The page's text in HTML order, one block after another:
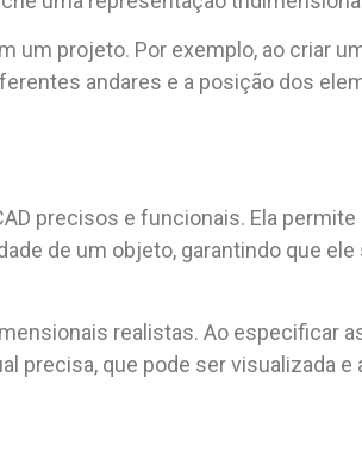
um projeto. Por exemplo, ao criar
andares e a posição dos
precisos e funcionais. Ela permite
de um objeto, garantindo que ele
realistas. Ao especificar
precisa, que pode ser visualizada e